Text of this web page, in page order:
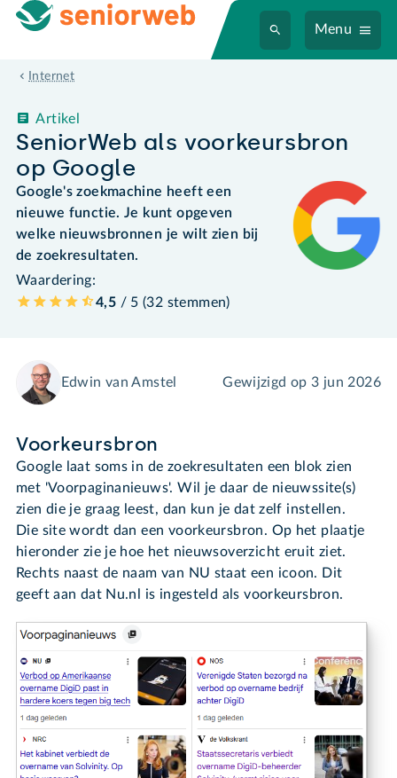
Menu
Internet
SeniorWeb als voorkeursbron
op Google
Artikel
Google's zoekmachine heeft een
nieuwe functie. Je kunt opgeven
welke nieuwsbronnen je wilt zien bij
de zoekresultaten.
Waardering:
4,5 / 5 (32 stemmen)
Edwin van Amstel Gewijzigd op3 jun 2026
Voorkeursbron
Google laat soms in de zoekresultaten een blok zien
met 'Voorpaginanieuws'. Wil je daar de nieuwssite(s)
zien die je graag leest, dan kun je dat zelf instellen.
Die site wordt dan een voorkeursbron. Op het plaatje
hieronder zie je hoe het nieuwsoverzicht eruit ziet.
Rechts naast de naam van NU staat een icoon. Dit
geeft aan dat Nu.nl is ingesteld als voorkeursbron.